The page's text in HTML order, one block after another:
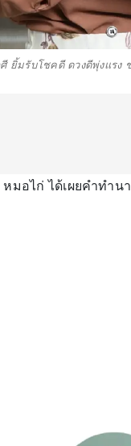
ยิ้มรับโชคดี ดวงดีพุ่งแรง
หมอไก่ ได้เผยคำทำน